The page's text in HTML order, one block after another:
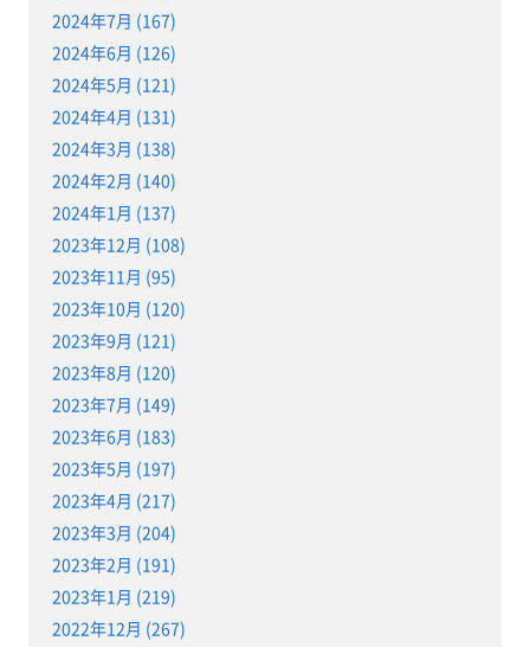
2024年7月 (167)
2024年6月 (126)
2024年5月 (121)
2024年4月 (131)
2024年3月 (138)
2024年2月 (140)
2024年1月 (137)
2023年12月 (108)
2023年11月 (95)
2023年10月 (120)
2023年9月 (121)
2023年8月 (120)
2023年7月 (149)
2023年6月 (183)
2023年5月 (197)
2023年4月 (217)
2023年3月 (204)
2023年2月 (191)
2023年1月 (219)
2022年12月 (267)